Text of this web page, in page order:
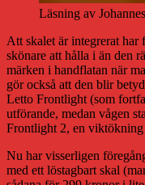
Läsning av
Att skalet är integrerat
skönare att hålla i än den
märken i handflatan när
gör också att den blir
Letto Frontlight (som
utförande, medan vågen
Frontlight 2, en viktökning
Nu har visserligen
med ett löstagbart skal